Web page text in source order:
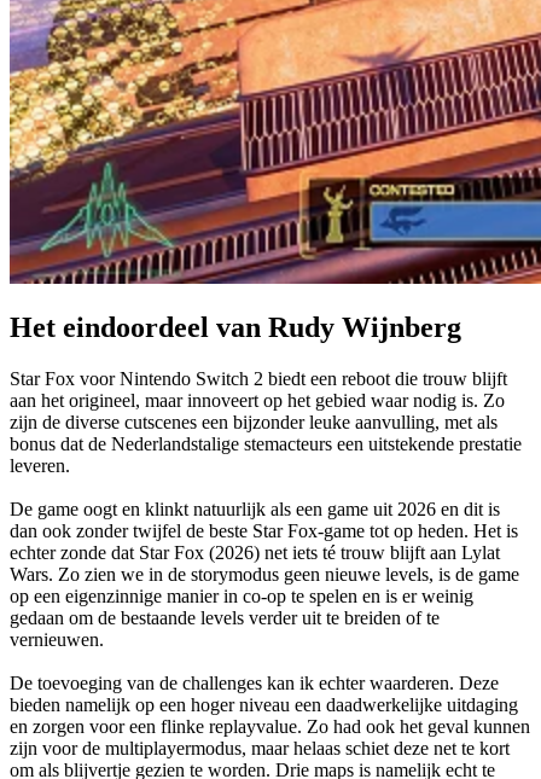
Het eindoordeel van Rudy Wijnberg
Star Fox voor Nintendo Switch 2 biedt een reboot die trouw blijft
aan het origineel, maar innoveert op het gebied waar nodig is. Zo
zijn de diverse cutscenes een bijzonder leuke aanvulling, met als
bonus dat de Nederlandstalige stemacteurs een uitstekende prestatie
leveren.
De game oogt en klinkt natuurlijk als een game uit 2026 en dit is
dan ook zonder twijfel de beste Star Fox-game tot op heden. Het is
echter zonde dat Star Fox (2026) net iets té trouw blijft aan Lylat
Wars. Zo zien we in de storymodus geen nieuwe levels, is de game
op een eigenzinnige manier in co-op te spelen en is er weinig
gedaan om de bestaande levels verder uit te breiden of te
vernieuwen.
De toevoeging van de challenges kan ik echter waarderen. Deze
bieden namelijk op een hoger niveau een daadwerkelijke uitdaging
en zorgen voor een flinke replayvalue. Zo had ook het geval kunnen
zijn voor de multiplayermodus, maar helaas schiet deze net te kort
om als blijvertje gezien te worden. Drie maps is namelijk echt te